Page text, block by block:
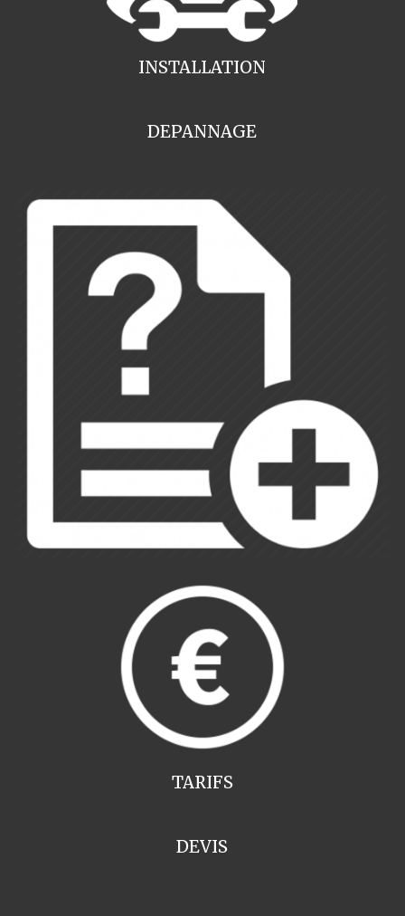
INSTALLATION
DEPANNAGE
TARIFS
DEVIS